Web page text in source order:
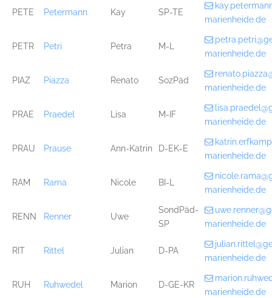
PETE Petermann Kay SP-TE
marienheide.de
PETR Petri Petra M-L
marienheide.de
PIAZ Piazza Renato SozPäd
marienheide.de
PRAE Praedel Lisa M-IF
marienheide.de
PRAU Prause Ann-Katrin D-EK-E
marienheide.de
RAM Rama Nicole BI-L
marienheide.de
RENN Renner Uwe
SondPäd-
SP
marienheide.de
RIT Rittel Julian D-PA
marienheide.de
RUH Ruhwedel Marion D-GE-KR
marienheide.de